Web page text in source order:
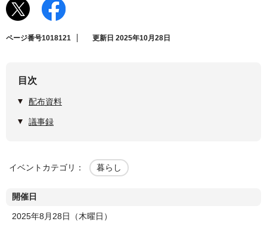
ページ番号1018121 更新日 2025年10月28日
目次
配布資料
議事録
イベントカテゴリ： 暮らし
開催日
2025年8月28日（木曜日）